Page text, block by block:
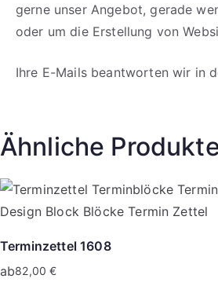
gerne unser Angebot, gerade
oder um die Erstellung von
Ihre E-Mails beantworten wir in
Ähnliche
Terminzettel 1608
ab82,00€